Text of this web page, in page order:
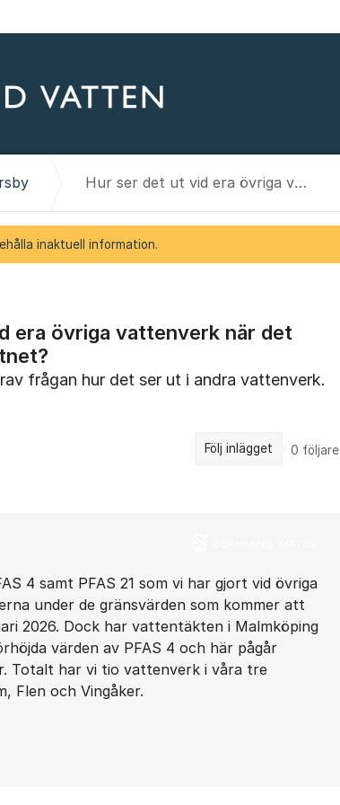
Hur ser det ut vid era övriga vattenverk när det gäller PFAS i vattnet?
inaktuell information.
era övriga vattenverk när det
frågan hur det ser ut i andra vattenverk.
Följ inlägget 0 följare
4 samt PFAS 21 som vi har gjort vid övriga
under de gränsvärden som kommer att
2026. Dock har vattentäkten i Malmköping
värden av PFAS 4 och här pågår
Totalt har vi tio vattenverk i våra tre
Flen och Vingåker.